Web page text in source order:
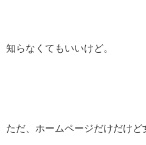
知らなくてもいいけど。
ただ、ホームページだけだけ